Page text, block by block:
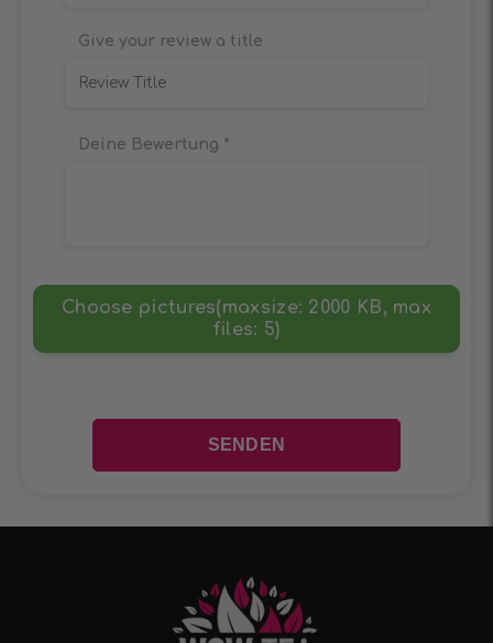
Give your review a title
Deine Bewertung *
Choose pictures(maxsize: 2000 KB, max
files: 5)